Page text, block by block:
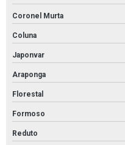
Coronel Murta
Coluna
Japonvar
Araponga
Florestal
Formoso
Reduto